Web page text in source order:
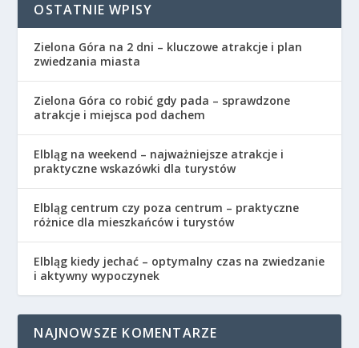
OSTATNIE WPISY
Zielona Góra na 2 dni – kluczowe atrakcje i plan
zwiedzania miasta
Zielona Góra co robić gdy pada – sprawdzone
atrakcje i miejsca pod dachem
Elbląg na weekend – najważniejsze atrakcje i
praktyczne wskazówki dla turystów
Elbląg centrum czy poza centrum – praktyczne
różnice dla mieszkańców i turystów
Elbląg kiedy jechać – optymalny czas na zwiedzanie
i aktywny wypoczynek
NAJNOWSZE KOMENTARZE